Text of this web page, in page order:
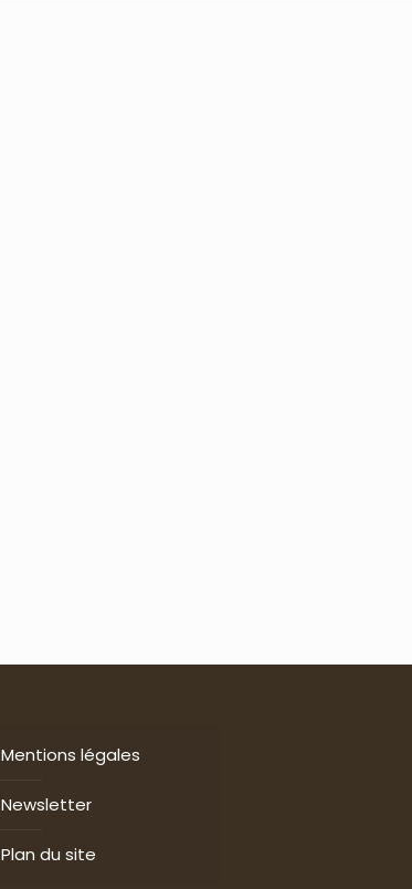
Mentions légales
Newsletter
Plan du site